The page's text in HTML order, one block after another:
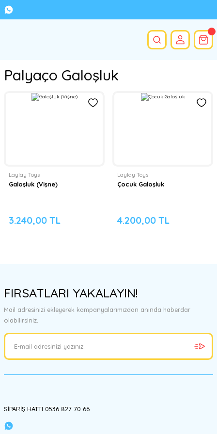
Palyaço Galoşluk
Laylay Toys
Galoşluk (Vişne)
3.240,00 TL
Laylay Toys
Çocuk Galoşluk
4.200,00 TL
FIRSATLARI YAKALAYIN!
Mail adresinizi ekleyerek kampanyalarımızdan anında haberdar
olabilirsiniz.
SİPARİŞ HATTI 0536 827 70 66